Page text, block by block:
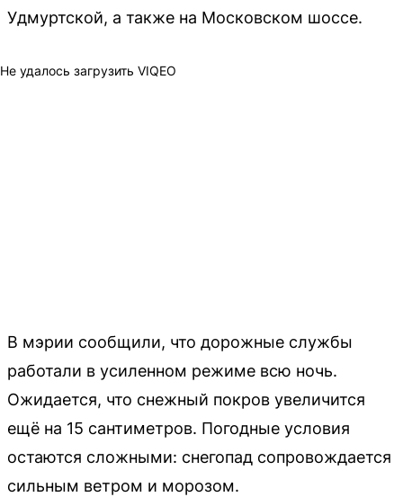
Удмуртской, а также на Московском шоссе.
Не удалось загрузить VIQEO
В мэрии сообщили, что дорожные службы
работали в усиленном режиме всю ночь.
Ожидается, что снежный покров увеличится
ещё на 15 сантиметров. Погодные условия
остаются сложными: снегопад сопровождается
сильным ветром и морозом.